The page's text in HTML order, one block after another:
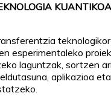
esperimentaleko
laguntzak, sortzen ari
aplikazioa eta